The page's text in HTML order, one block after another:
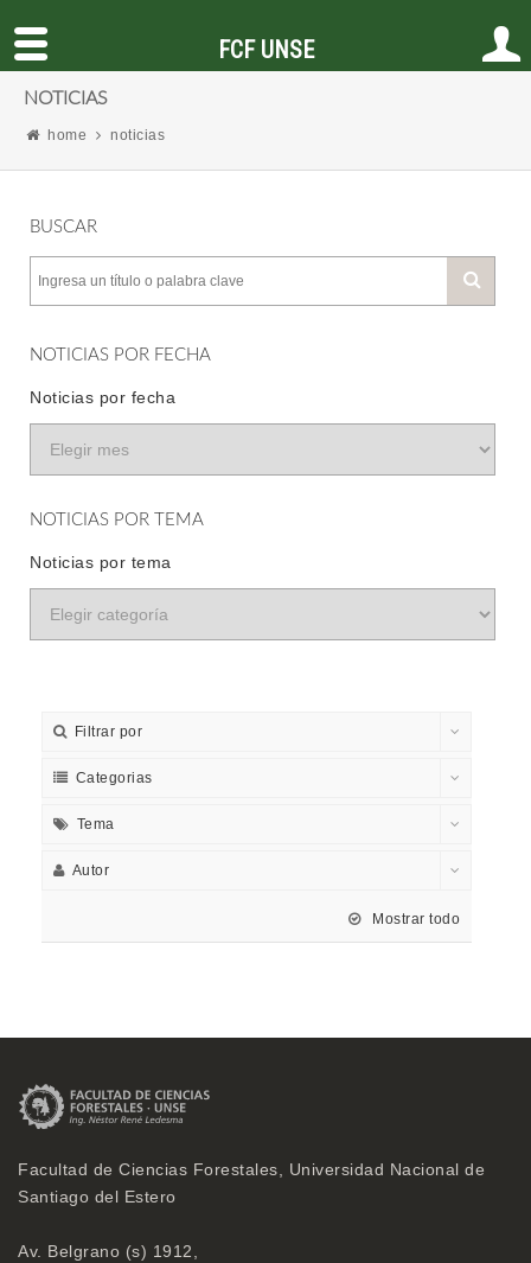
NOTICIAS
home noticias
BUSCAR
NOTICIAS POR FECHA
Noticias por fecha
NOTICIAS POR TEMA
Noticias por tema
Filtrar por
Categorias
Tema
Autor
Mostrar todo
Facultad de Ciencias Forestales, Universidad Nacional de
Santiago del Estero
Av. Belgrano (s) 1912,
FCF UNSE